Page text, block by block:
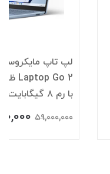
با رم ۸ گیگابایت و پردازنده Core i5
59,000,000